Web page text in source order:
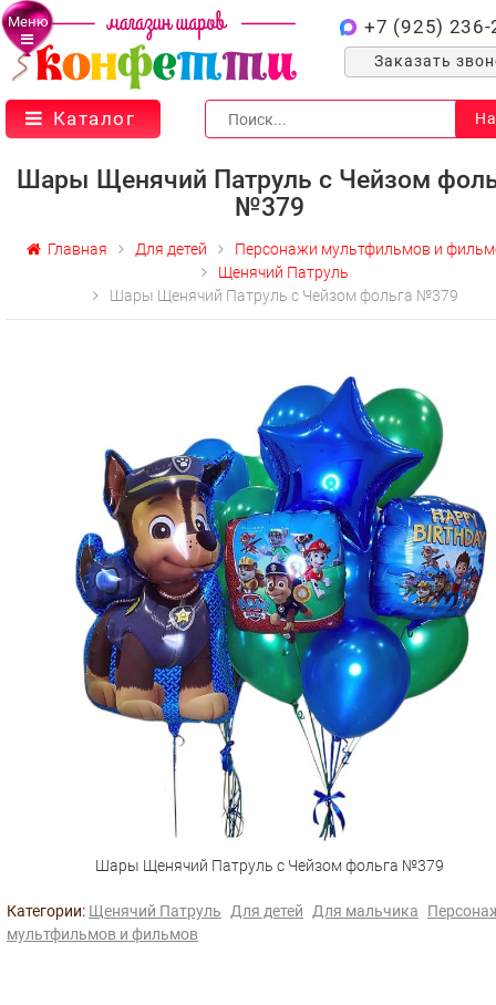
Меню +7 (925) 236-
Заказать
Каталог
Шары Щенячий Патруль с Чейзом
№379
Главная Для детей
Персонажи мультфильмов и
Щенячий Патруль
Шары Щенячий Патруль с Чейзом фольга №379
Шары Щенячий Патруль с Чейзом фольга №379
Категории: Щенячий Патруль Для детей Для мальчика
мультфильмов и фильмов